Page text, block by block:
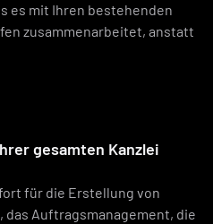
es mit Ihren bestehenden
zusammenarbeitet, anstatt
gesamten Kanzlei
für die Erstellung von
das Auftragsmanagement, die